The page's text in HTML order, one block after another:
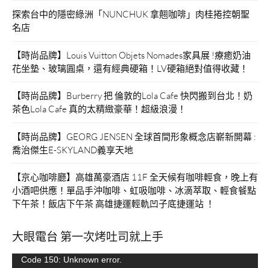
探索台中的隱密綠洲「NUNCHUK 拿翹咖啡」肉桂捲控朝聖
名店
【時尚品牌】Louis Vuitton Objets Nomades家具展 !療癒奶油
花坐墊、玻璃圓桌，還有經典硬箱！LV硬箱絕對值得收藏！
【時尚品牌】Burberry 把 倫敦的Lola Cafe 快閃搬到台北！奶
茶色Lola Cafe 真的太精緻豪華！超級浪漫！
【時尚品牌】GEORG JENSEN 全球首間形象概念店嶄新開幕 :
喬治傑生E-SKYLAND義享天地
【京心咖啡廳】高雄萬豪酒店 11F 全天候有咖啡輕食，晚上有
小酒吧供應！單品手沖咖啡、虹吸咖啡、冰滴萃取、輕食餐點
下午茶！飯店下午茶 高雄捷運輕軌凹子底捷運站 ！
大眼電台 第一次烤吐司就上手
視Code 150: Unknown error.